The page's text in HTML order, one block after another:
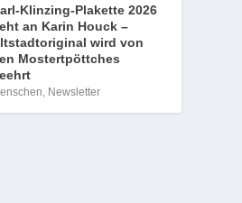
Klinzing-Plakette 2026
an Karin Houck –
wird von
Mostertpöttches
, Newsletter